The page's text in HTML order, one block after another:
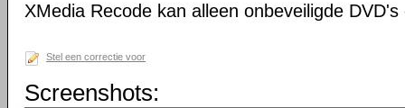
XMedia Recode kan alleen onbeveiligde
Stel een correctie voor
Screenshots: